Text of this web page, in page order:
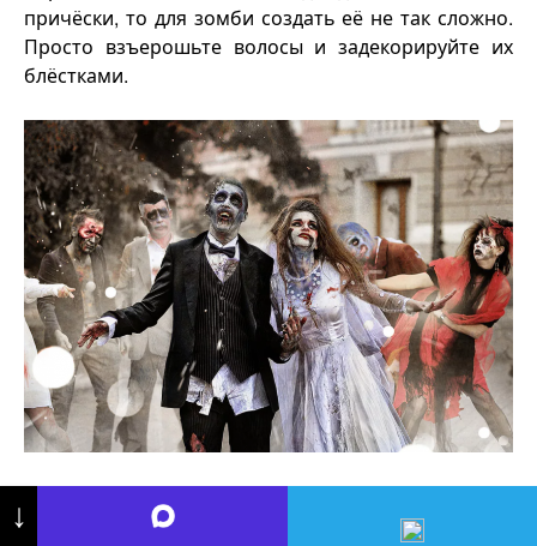
причёски, то для зомби создать её не так сложно.
Просто взъерошьте волосы и задекорируйте их
блёстками.
↓